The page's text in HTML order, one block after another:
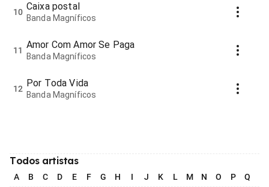
10 Caixa postal
Banda Magníficos
11 Amor Com Amor Se Paga
Banda Magníficos
12 Por Toda Vida
Banda Magníficos
Todos artistas
A B C D E F G H I J K L M N O P Q